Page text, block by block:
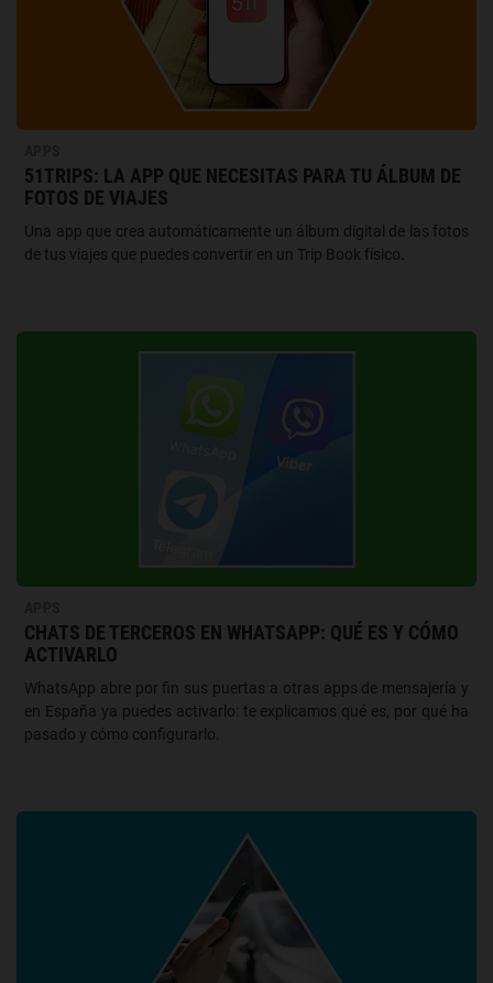
51TRIPS: LA APP QUE NECESITAS PARA TU ÁLBUM DE
FOTOS DE VIAJES
Una app que crea automáticamente un álbum digital de las fotos
de tus viajes que puedes convertir en un Trip Book físico.
CHATS DE TERCEROS EN WHATSAPP: QUÉ ES Y CÓMO
ACTIVARLO
WhatsApp abre por fin sus puertas a otras apps de mensajería y
en España ya puedes activarlo: te explicamos qué es, por qué ha
pasado y cómo configurarlo.